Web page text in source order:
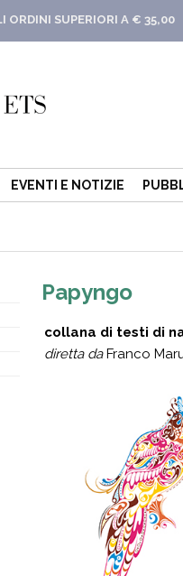
ORDINI SUPERIORI A € 35,00
EVENTI E NOTIZIE
Papyngo
collana di testi di
diretta daFranco